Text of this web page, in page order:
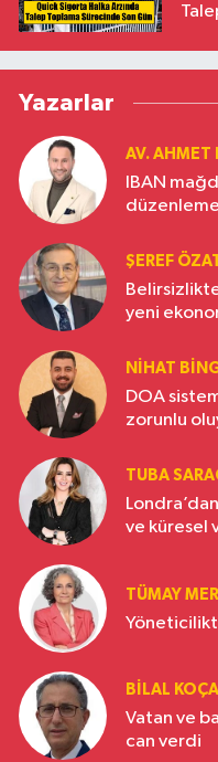
Yazarlar
AV. AHMET
IBAN
ŞEREF
yeni
NIHAT
DOA
zorunlu
TUBA
ve küresel
TÜMAY
BILAL
Vatan ve
can verdi